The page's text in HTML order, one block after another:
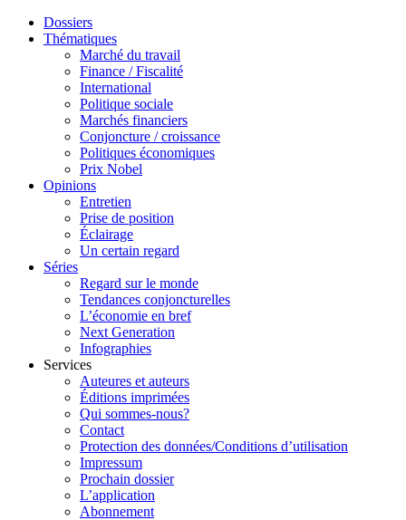
Dossiers
Thématiques
Marché du travail
Finance / Fiscalité
International
Politique sociale
Marchés financiers
Conjoncture / croissance
Politiques économiques
Prix Nobel
Opinions
Entretien
Prise de position
Éclairage
Un certain regard
Séries
Regard sur le monde
Tendances conjoncturelles
L’économie en bref
Next Generation
Infographies
Services
Auteures et auteurs
Éditions imprimées
Qui sommes-nous?
Contact
Protection des données/Conditions d’utilisation
Impressum
Prochain dossier
L’application
Abonnement